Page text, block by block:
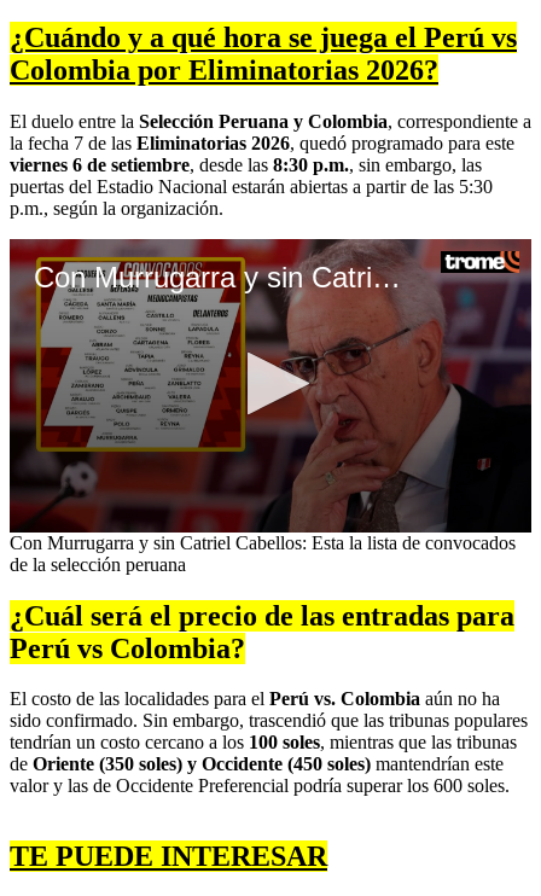
¿Cuándo y a qué hora se juega el Perú vs
Colombia por Eliminatorias 2026?
El duelo entre la Selección Peruana y Colombia, correspondiente a
la fecha 7 de las Eliminatorias 2026, quedó programado para este
viernes 6 de setiembre, desde las 8:30 p.m., sin embargo, las
puertas del Estadio Nacional estarán abiertas a partir de las 5:30
p.m., según la organización.
Con Murrugarra y sin Catriel Cabellos: Esta la lista de convocados de la selección peruana
0
seconds
4
minutes,
23
seconds
Con Murrugarra y sin Catriel Cabellos: Esta la lista de convocados
de la selección peruana
¿Cuál será el precio de las entradas para
Perú vs Colombia?
El costo de las localidades para el Perú vs. Colombia aún no ha
sido confirmado. Sin embargo, trascendió que las tribunas populares
tendrían un costo cercano a los 100 soles, mientras que las tribunas
de Oriente (350 soles) y Occidente (450 soles) mantendrían este
valor y las de Occidente Preferencial podría superar los 600 soles.
TE PUEDE INTERESAR